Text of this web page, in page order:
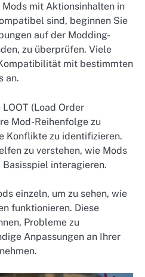
mit Aktionsinhalten in
sind, beginnen Sie
auf der Modding-
zu überprüfen. Viele
mit bestimmten
an.
(Load Order
Mod-Reihenfolge zu
Konflikte zu identifizieren.
zu verstehen, wie Mods
interagieren.
einzeln, um zu sehen, wie
funktionieren. Diese
Probleme zu
Anpassungen an Ihrer